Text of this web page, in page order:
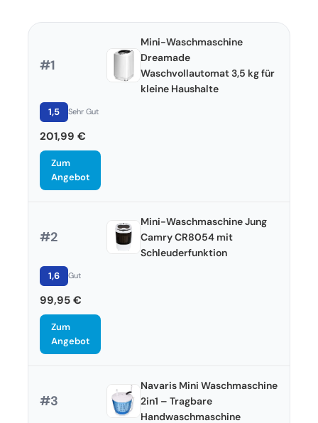
#1
Mini-Waschmaschine
Dreamade
Waschvollautomat 3,5 kg für
kleine Haushalte
1,5 Sehr Gut
201,99 €
Zum
Angebot
#2
Mini-Waschmaschine Jung
Camry CR8054 mit
Schleuderfunktion
1,6 Gut
99,95 €
Zum
Angebot
#3
Navaris Mini Waschmaschine
2in1 – Tragbare
Handwaschmaschine